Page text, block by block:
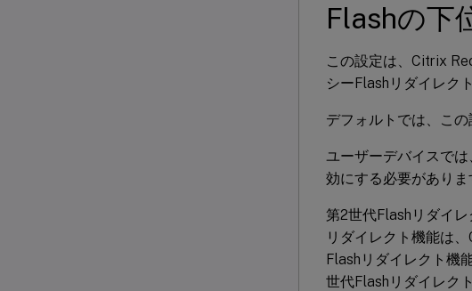
Flashの下
この設定は、Citrix
シーFlashリダイレク
デフォルトでは、この
ユーザーデバイスで
効にする必要がありま
第2世代Flashリダイ
リダイレクト機能は
Flashリダイレクト機
世代Flashリダイレク